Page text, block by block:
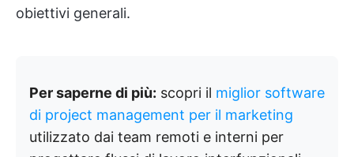
obiettivi generali.
Per saperne di più: scopri il miglior software
di project management per il marketing
utilizzato dai team remoti e interni per